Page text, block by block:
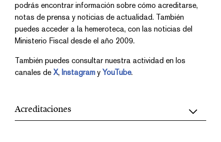
podrás encontrar información sobre cómo acreditarse,
notas de prensa y noticias de actualidad. También
puedes acceder a la hemeroteca, con las noticias del
Ministerio Fiscal desde el año 2009.
También puedes consultar nuestra actividad en los
canales de X, Instagram yYouTube.
Acreditaciones